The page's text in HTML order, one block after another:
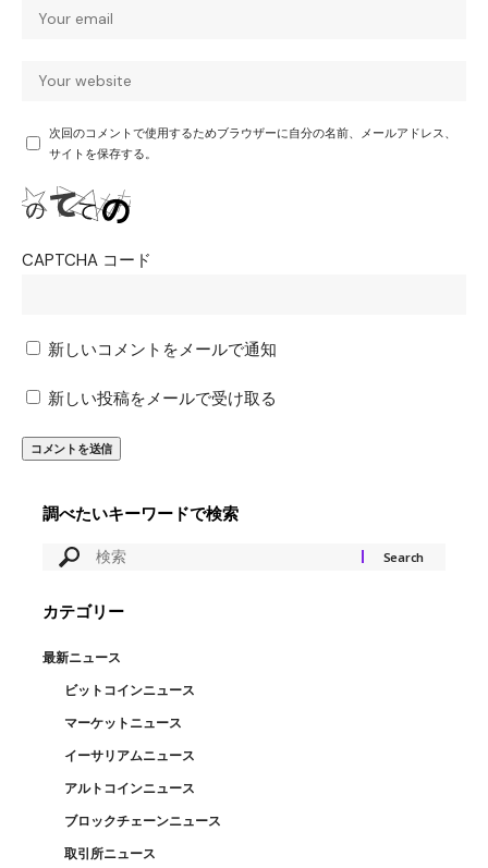
次回のコメントで使用するためブラウザーに自分の名前、メールアドレス、
サイトを保存する。
CAPTCHA コード
新しいコメントをメールで通知
新しい投稿をメールで受け取る
調べたいキーワードで検索
カテゴリー
最新ニュース
ビットコインニュース
マーケットニュース
イーサリアムニュース
アルトコインニュース
ブロックチェーンニュース
取引所ニュース